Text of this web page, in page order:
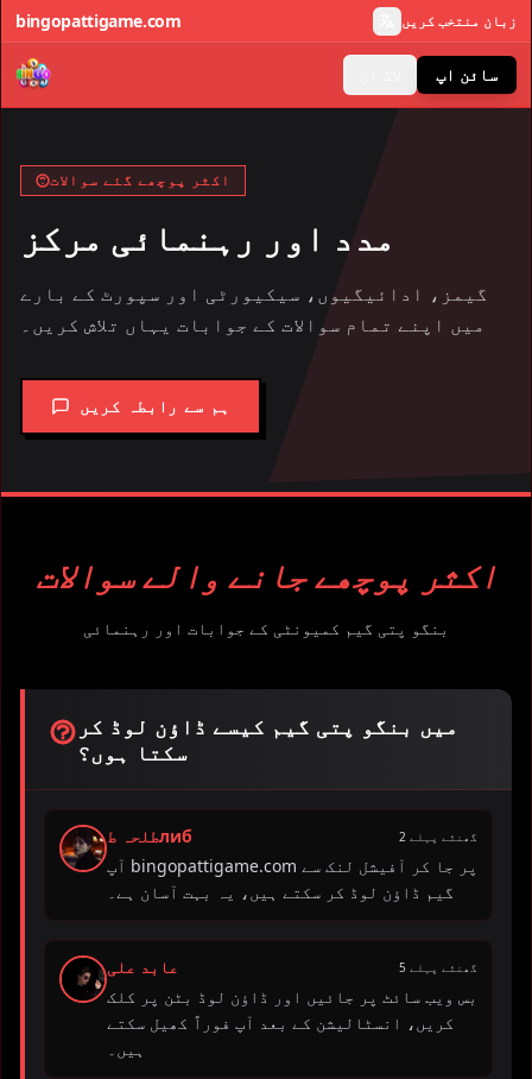
bingopattigame.com زبان منتخب کریں
سائن اپ
اکثر پوچھے گئے سوالات
مدد اور رہنمائی مرکز
گیمز، ادائیگیوں، سیکیورٹی اور سپورٹ کے بارے
میں اپنے تمام سوالات کے جوابات یہاں تلاش کریں۔
ہم سے رابطہ کریں
اکثر پوچھے جانے والے سوالات
بنگو پتی گیم کمیونٹی کے جوابات اور رہنمائی
میں بنگو پتی گیم کیسے ڈاؤن لوڈ کر
سکتا ہوں؟
طلحہ طлиб 2 گھنٹے پہلے
آپ bingopattigame.com پر جا کر آفیشل لنک سے
گیم ڈاؤن لوڈ کر سکتے ہیں، یہ بہت آسان ہے۔
عابد علی 5 گھنٹے پہلے
بس ویب سائٹ پر جائیں اور ڈاؤن لوڈ بٹن پر کلک
کریں، انسٹالیشن کے بعد آپ فوراً کھیل سکتے
ہیں۔